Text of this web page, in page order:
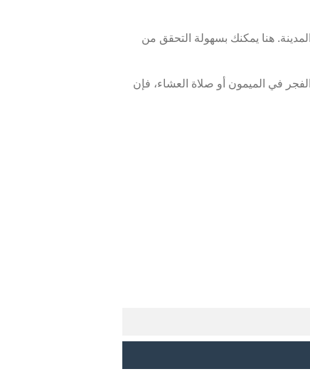
هنا يمكنك بسهولة التحقق من
في الميمون أو صلاة العشاء، فإن